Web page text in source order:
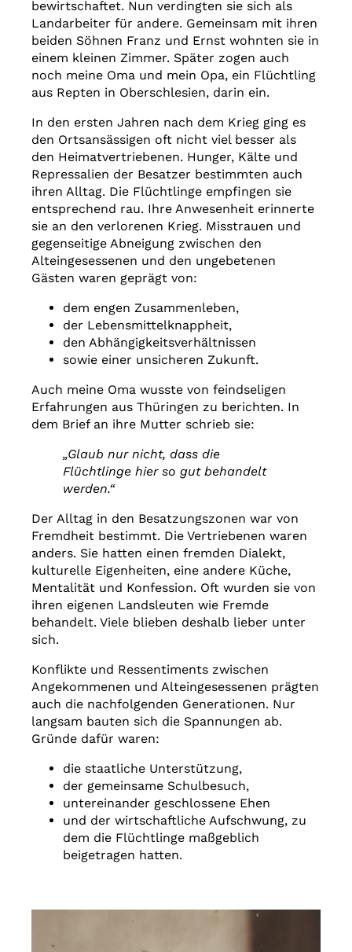
bewirtschaftet. Nun verdingten sie sich als
Landarbeiter für andere. Gemeinsam mit ihren
beiden Söhnen Franz und Ernst wohnten sie in
einem kleinen Zimmer. Später zogen auch
noch meine Oma und mein Opa, ein Flüchtling
aus Repten in Oberschlesien, darin ein.
In den ersten Jahren nach dem Krieg ging es
den Ortsansässigen oft nicht viel besser als
den Heimatvertriebenen. Hunger, Kälte und
Repressalien der Besatzer bestimmten auch
ihren Alltag. Die Flüchtlinge empfingen sie
entsprechend rau. Ihre Anwesenheit erinnerte
sie an den verlorenen Krieg. Misstrauen und
gegenseitige Abneigung zwischen den
Alteingesessenen und den ungebetenen
Gästen waren geprägt von:
dem engen Zusammenleben,
der Lebensmittelknappheit,
den Abhängigkeitsverhältnissen
sowie einer unsicheren Zukunft.
Auch meine Oma wusste von feindseligen
Erfahrungen aus Thüringen zu berichten. In
dem Brief an ihre Mutter schrieb sie:
„Glaub nur nicht, dass die
Flüchtlinge hier so gut behandelt
werden.“
Der Alltag in den Besatzungszonen war von
Fremdheit bestimmt. Die Vertriebenen waren
anders. Sie hatten einen fremden Dialekt,
kulturelle Eigenheiten, eine andere Küche,
Mentalität und Konfession. Oft wurden sie von
ihren eigenen Landsleuten wie Fremde
behandelt. Viele blieben deshalb lieber unter
sich.
Konflikte und Ressentiments zwischen
Angekommenen und Alteingesessenen prägten
auch die nachfolgenden Generationen. Nur
langsam bauten sich die Spannungen ab.
Gründe dafür waren:
die staatliche Unterstützung,
der gemeinsame Schulbesuch,
untereinander geschlossene Ehen
und der wirtschaftliche Aufschwung, zu
dem die Flüchtlinge maßgeblich
beigetragen hatten.